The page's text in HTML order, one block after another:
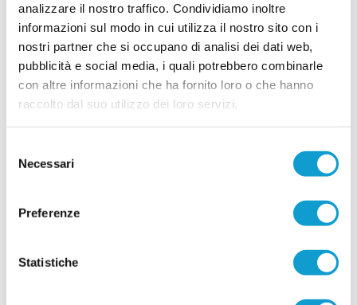
analizzare il nostro traffico. Condividiamo inoltre
informazioni sul modo in cui utilizza il nostro sito con i
nostri partner che si occupano di analisi dei dati web,
pubblicità e social media, i quali potrebbero combinarle
con altre informazioni che ha fornito loro o che hanno
raccolto dal suo utilizzo dei loro servizi.
delNecessari
Preferenze
Statistiche
foto: www.biagionazzaro.net La Biagio Nazzaro Chiaravalle continua a
costruire la rosa per la stagione 2026-2027 e ufficializza l'ingaggio
15/07/2026
SAMPAOLESE cala il poker: esperienza e
giovani per la nuova stagione
con un mix di giovani di prospettiva ed elementi
di esperienza. In attacco arriva Giuseppe Di
mister Santinelli